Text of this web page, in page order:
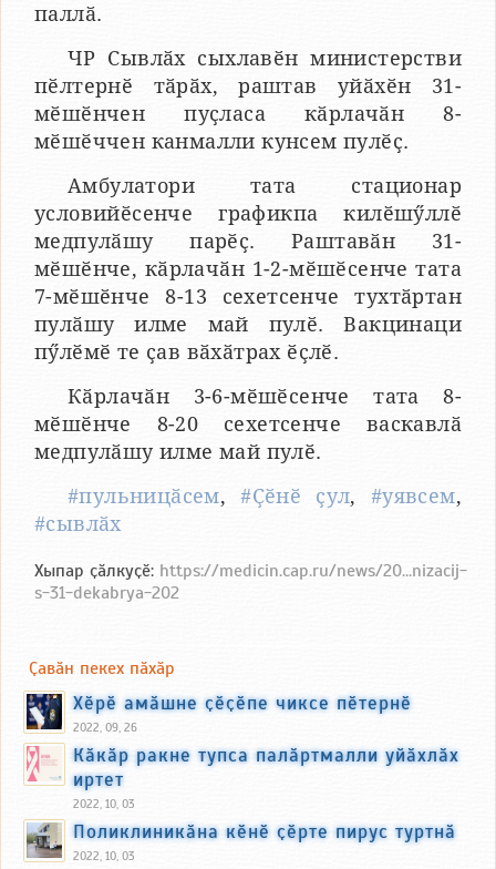
паллӑ.
ЧР Сывлӑх сыхлавӗн министерстви
пӗлтернӗ тӑрӑх, раштав уйӑхӗн 31-
мӗшӗнчен пуҫласа кӑрлачӑн 8-
мӗшӗччен канмалли кунсем пулӗҫ.
Амбулатори тата стационар
условийӗсенче графикпа килӗшӳллӗ
медпулӑшу парӗҫ. Раштавӑн 31-
мӗшӗнче, кӑрлачӑн 1-2-мӗшӗсенче тата
7-мӗшӗнче 8-13 сехетсенче тухтӑртан
пулӑшу илме май пулӗ. Вакцинаци
пӳлӗмӗ те ҫав вӑхӑтрах ӗҫлӗ.
Кӑрлачӑн 3-6-мӗшӗсенче тата 8-
мӗшӗнче 8-20 сехетсенче васкавлӑ
медпулӑшу илме май пулӗ.
#пульницӑсем,#Ҫӗнӗ ҫул, #уявсем,
#сывлӑх
Хыпар ҫӑлкуҫӗ: https://medicin.cap.ru/news/20...nizacij-
s-31-dekabrya-202
Ҫавӑн пекех пӑхӑр
Хӗрӗ амӑшне ҫӗҫӗпе чиксе пӗтернӗ
2022, 09, 26
Кӑкӑр ракне тупса палӑртмалли уйӑхлӑх
иртет
2022, 10, 03
Поликлиникӑна кӗнӗ ҫӗрте пирус туртнӑ
2022, 10, 03